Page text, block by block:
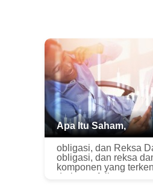
Apa Itu Saham,
obligasi, dan Reksa Dana?
obligasi, dan reksa
komponen yang
dari portofolio yang